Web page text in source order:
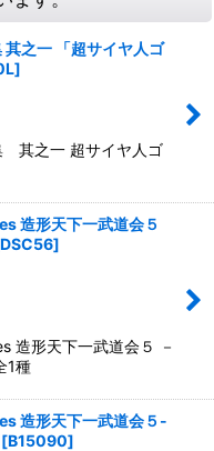
其之一 「超サイヤ人ゴ
]
其之一 超サイヤ人ゴ
造形天下一武道会５
DSC56]
造形天下一武道会５ －
1種
造形天下一武道会５-
[B15090]